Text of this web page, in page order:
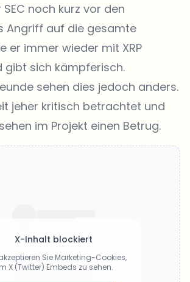
noch kurz vor den
Angriff auf die gesamte
er immer wieder mit XRP
gibt sich kämpferisch.
sehen dies jedoch anders.
jeher kritisch betrachtet und
im Projekt einen Betrug.
X-Inhalt blockiert
Sie Marketing-Cookies,
X (Twitter) Embeds zu sehen.